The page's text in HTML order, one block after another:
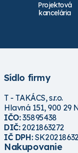
Projektová
kancelária
Sídlo firmy
T - TAKÁCS, s.r.o.
Hlavná 151, 900 29
IČO:35895438
DIČ:2021863272
IČ DPH:
Nakupovanie